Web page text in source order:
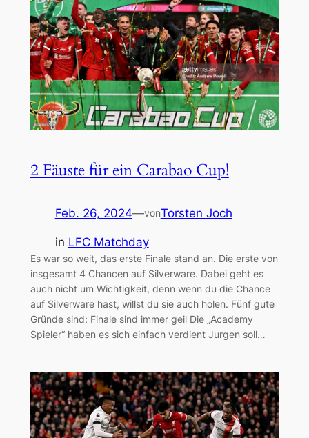
2 Fäuste für ein Carabao Cup!
Feb. 26, 2024—vonTorsten Joch
in LFC Matchday
Es war so weit, das erste Finale stand an. Die erste von
insgesamt 4 Chancen auf Silverware. Dabei geht es
auch nicht um Wichtigkeit, denn wenn du die Chance
auf Silverware hast, willst du sie auch holen. Fünf gute
Gründe sind: Finale sind immer geil Die „Academy
Spieler“ haben es sich einfach verdient Jurgen soll…